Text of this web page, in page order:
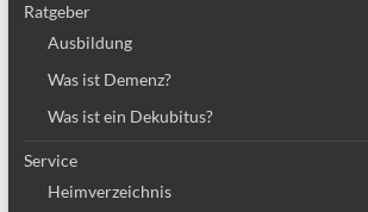
Ratgeber
Ausbildung
Was ist Demenz?
Was ist ein Dekubitus?
Service
Heimverzeichnis